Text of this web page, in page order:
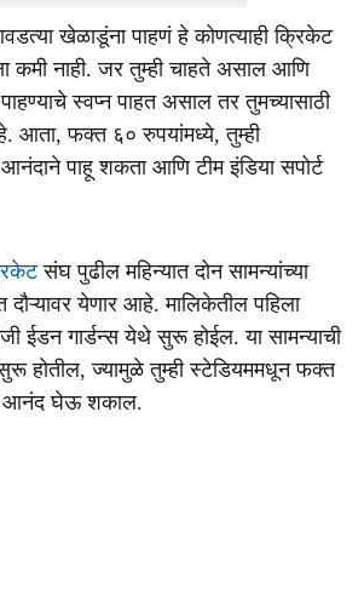
खेळाडूंना पाहणं हे कोणत्याही क्रिकेट
कमी नाही. जर तुम्ही चाहते असाल आणि
स्वप्न पाहत असाल तर तुमच्यासाठी
आता, फक्त ६० रुपयांमध्ये, तुम्ही
पाहू शकता आणि टीम इंडिया सपोर्ट
संघ पुढील महिन्यात दोन सामन्यांच्या
दौऱ्यावर येणार आहे. मालिकेतील पहिला
ईडन गार्डन्स येथे सुरू होईल. या सामन्याची
सुरू होतील, ज्यामुळे तुम्ही स्टेडियममधून फक्त
आनंद घेऊ शकाल.